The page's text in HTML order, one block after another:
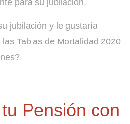
para su jubilación.
jubilación y le gustaría
Tablas de Mortalidad 2020
Pensión con